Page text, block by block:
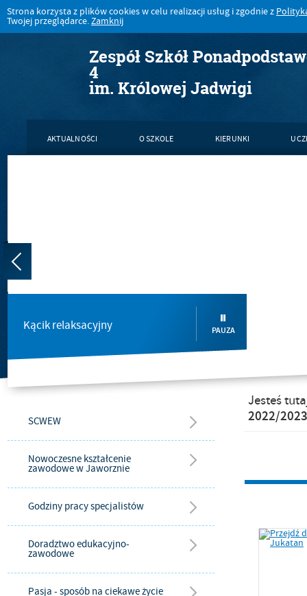
Strona korzysta z plików cookies w celu realizacji usług i zgodnie z
Twojej przeglądarce.Zamknij
Zespół Szkół
4
im. Królowej Jadwigi
AKTUALNOŚCI O SZKOLE KIERUNKI
Kącik relaksacyjny PAUZA
SCWEW
Nowoczesne kształcenie
zawodowe w Jaworznie
Godziny pracy specjalistów
Doradztwo edukacyjno-
zawodowe
Pasja - sposób na ciekawe życie
Jesteś
2022/2023